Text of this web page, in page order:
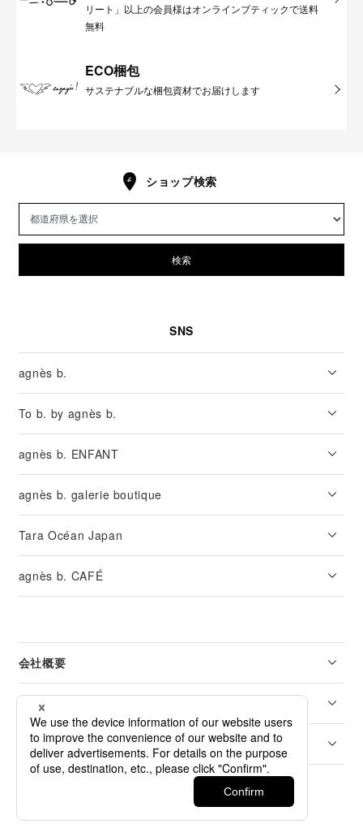
リート」以上の会員様はオンラインブティックで送料
無料
ECO梱包
サステナブルな梱包資材でお届けします
ショップ検索
検索
SNS
agnès b.
To b. by agnès b.
agnès b. ENFANT
agnès b. galerie boutique
Tara Océan Japan
agnès b. CAFÉ
会社概要
リーガル
カスタマーサービス